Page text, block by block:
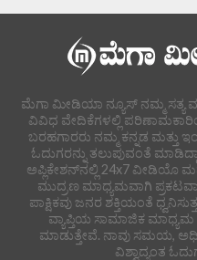
ಮೆಗಾ ಮೀಡಿಯಾ ನ್ಯೂಸ್ ನಮ್ಮ ಸತ್ಯ
ವಿವಿಧ ವೇದಿಕೆಗಳಲ್ಲಿ
ಬರಹಗಾರರು ನಮ್ಮ ಕನ್ನಡ ಮತ್ತು
ಓದುಗರನ್ನು ತಲುಪುವಂತೆ
ಅಪ್ಲಿಕೇಶನ್‌ನಲ್ಲಿ 24x7 ವೀಡಿಯೊ
ಮುದ್ರಣ ಮಾಧ್ಯಮವಾಗಿ
ಪಾಕ್ಷಿಕವು ಜನರ ಶಕ್ತಿಯಂತೆ
ವ್ಯಾಪ್ತಿಯ ಸಾಮಾಜಿಕ ಮಾಧ್ಯಮ
ಮಾಡುತ್ತೇವೆ. ನಾವು ಸಮಯ,
ವಿಶ್ವಾದ್ಯಂತ